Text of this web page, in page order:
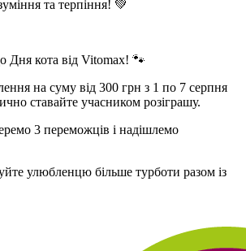
та терпіння! 💚
Дня кота від Vitomax! 🐾
на суму від 300 грн з 1 по 7 серпня
ставайте учасником розіграшу.
3 переможців і надішлемо
улюбленцю більше турботи разом із